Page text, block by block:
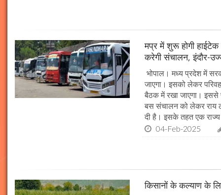
मप्र में शुरू होगी
करेगी संचालन, इंदौर-
भोपाल। मध्य प्रदेश में
जाएगा। इसको लेकर
बैठक में रखा जाएगा। इससे
बस संचालन को लेकर राय
दी है। इसके तहत एक
04-Feb-2025
किसानों के कल्याण के